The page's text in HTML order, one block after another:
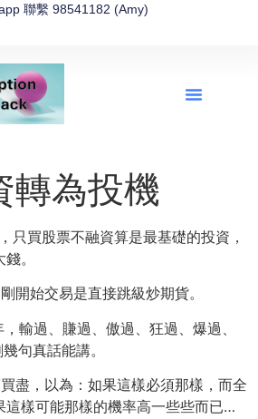
聯繫 98541182 (Amy)
轉為投機
只買股票不融資算是最基礎的投資，
。
開始交易是直接跳級炒期貨。
輸過、賺過、傲過、狂過、爆過、
句真話能講。
盡，以為：如果這樣必須那樣，而全
這樣可能那樣的機率高一些些而已…